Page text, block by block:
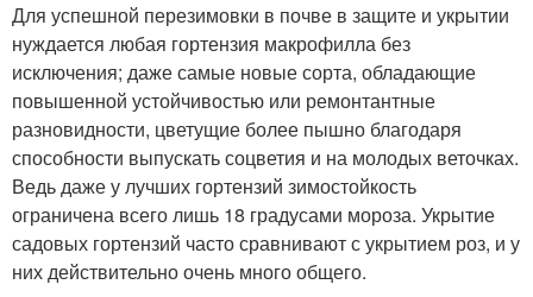
Для успешной перезимовки в почве в защите и укрытии
нуждается любая гортензия макрофилла без
исключения; даже самые новые сорта, обладающие
повышенной устойчивостью или ремонтантные
разновидности, цветущие более пышно благодаря
способности выпускать соцветия и на молодых веточках.
Ведь даже у лучших гортензий зимостойкость
ограничена всего лишь 18 градусами мороза. Укрытие
садовых гортензий часто сравнивают с укрытием роз, и у
них действительно очень много общего.